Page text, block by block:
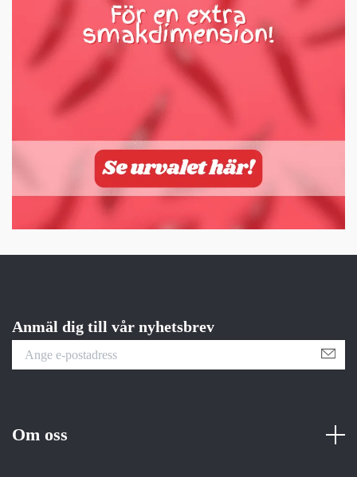
Anmäl dig till vår nyhetsbrev
Om oss